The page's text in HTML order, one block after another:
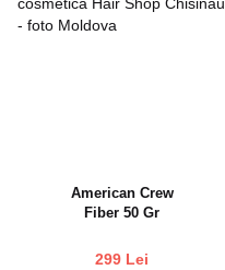
American Crew
Fiber 50 Gr
299 Lei